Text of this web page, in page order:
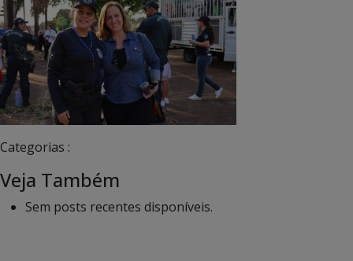
Categorias :
Veja Também
Sem posts recentes disponíveis.